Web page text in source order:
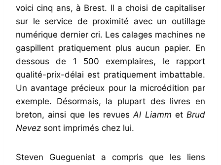
voici cinq ans, à Brest. Il a choisi de capitaliser
sur le service de proximité avec un outillage
numérique dernier cri. Les calages machines ne
gaspillent pratiquement plus aucun papier. En
dessous de 1 500 exemplaires, le rapport
qualité-prix-délai est pratiquement imbattable.
Un avantage précieux pour la microédition par
exemple. Désormais, la plupart des livres en
breton, ainsi que les revuesAl Liamm et Brud
Nevez sont imprimés chez lui.
Steven Guegueniat a compris que les liens